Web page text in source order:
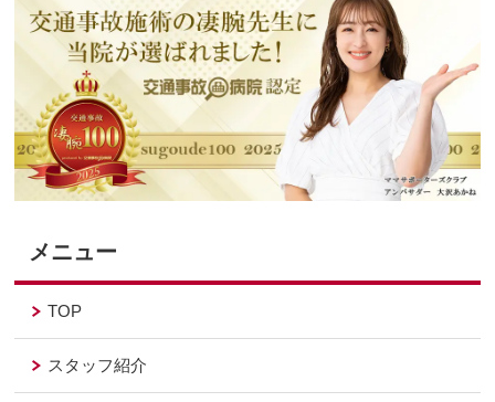
メニュー
TOP
スタッフ紹介